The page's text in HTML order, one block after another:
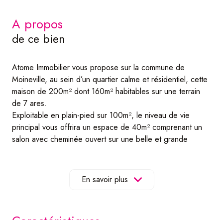
a propos
de ce bien
Atome Immobilier vous propose sur la commune de
Moineville, au sein d’un quartier calme et résidentiel, cette
maison de 200m² dont 160m² habitables sur une terrain
de 7 ares.
Exploitable en plain-pied sur 100m², le niveau de vie
principal vous offrira un espace de 40m² comprenant un
salon avec cheminée ouvert sur une belle et grande
une baie vitrée au jardin et sa terrasse de 30m², idéal
En savoir plus